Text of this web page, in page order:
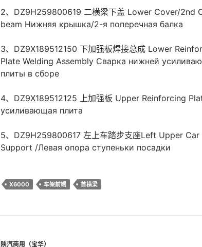
2、DZ9H259800619 二横梁下盖 Lower Cover/2nd
beam Нижняя крышка/2-я поперечная балка
3、DZ9X189512150 下加强板焊接总成 Lower
Plate Welding Assembly Сварка нижней
плиты в сборе
4、DZ9X189512125 上加强板 Upper Reinforcing
усиливающая плита
5、DZ9H259800617 左上车踏步支座Left Upper Car
Support /Левая опора ступеньки посадки
X6000 车架前端 首横梁
陕汽商用（宝华）